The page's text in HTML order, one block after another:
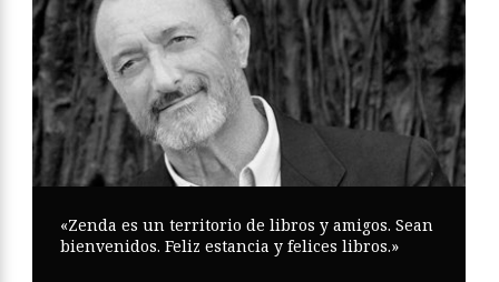
«Zenda es un territorio de libros y amigos. Sean
bienvenidos. Feliz estancia y felices libros.»